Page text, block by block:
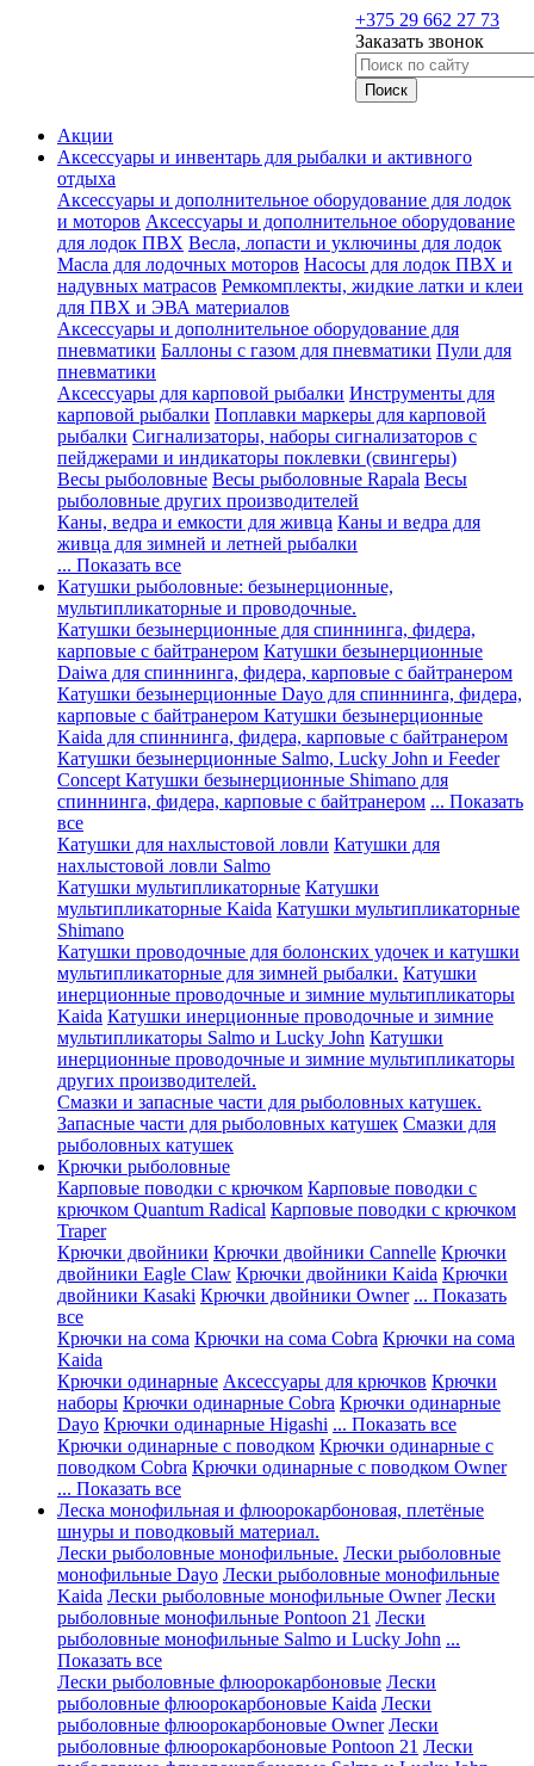
+375 29 662 27 73
Заказать звонок
Акции
Аксессуары и инвентарь для рыбалки и активного
отдыха
Аксессуары и дополнительное оборудование для лодок
и моторов Аксессуары и дополнительное оборудование
для лодок ПВХ Весла, лопасти и уключины для лодок
Масла для лодочных моторов Насосы для лодок ПВХ и
надувных матрасов Ремкомплекты, жидкие латки и клеи
для ПВХ и ЭВА материалов
Аксессуары и дополнительное оборудование для
пневматики Баллоны с газом для пневматики Пули для
пневматики
Аксессуары для карповой рыбалки Инструменты для
карповой рыбалки Поплавки маркеры для карповой
рыбалки Сигнализаторы, наборы сигнализаторов с
пейджерами и индикаторы поклевки (свингеры)
Весы рыболовные Весы рыболовные Rapala Весы
рыболовные других производителей
Каны, ведра и емкости для живца Каны и ведра для
живца для зимней и летней рыбалки
... Показать все
Катушки рыболовные: безынерционные,
мультипликаторные и проводочные.
Катушки безынерционные для спиннинга, фидера,
карповые с байтранером Катушки безынерционные
Daiwa для спиннинга, фидера, карповые с байтранером
Катушки безынерционные Dayo для спиннинга, фидера,
карповые с байтранером Катушки безынерционные
Kaida для спиннинга, фидера, карповые с байтранером
Катушки безынерционные Salmo, Lucky John и Feeder
Concept Катушки безынерционные Shimano для
спиннинга, фидера, карповые с байтранером ... Показать
все
Катушки для нахлыстовой ловли Катушки для
нахлыстовой ловли Salmo
Катушки мультипликаторные Катушки
мультипликаторные Kaida Катушки мультипликаторные
Shimano
Катушки проводочные для болонских удочек и катушки
мультипликаторные для зимней рыбалки. Катушки
инерционные проводочные и зимние мультипликаторы
Kaida Катушки инерционные проводочные и зимние
мультипликаторы Salmo и Lucky John Катушки
инерционные проводочные и зимние мультипликаторы
других производителей.
Смазки и запасные части для рыболовных катушек.
Запасные части для рыболовных катушек Смазки для
рыболовных катушек
Крючки рыболовные
Карповые поводки с крючком Карповые поводки с
крючком Quantum Radical Карповые поводки с крючком
Traper
Крючки двойники Крючки двойники Cannelle Крючки
двойники Eagle Claw Крючки двойники Kaida Крючки
двойники Kasaki Крючки двойники Owner ... Показать
все
Крючки на сома Крючки на сома Cobra Крючки на сома
Kaida
Крючки одинарные Аксессуары для крючков Крючки
наборы Крючки одинарные Cobra Крючки одинарные
Dayo Крючки одинарные Higashi ... Показать все
Крючки одинарные с поводком Крючки одинарные с
поводком Cobra Крючки одинарные с поводком Owner
... Показать все
Леска монофильная и флюорокарбоновая, плетёные
шнуры и поводковый материал.
Лески рыболовные монофильные. Лески рыболовные
монофильные Dayo Лески рыболовные монофильные
Kaida Лески рыболовные монофильные Owner Лески
рыболовные монофильные Pontoon 21 Лески
рыболовные монофильные Salmo и Lucky John ...
Показать все
Лески рыболовные флюорокарбоновые Лески
рыболовные флюорокарбоновые Kaida Лески
рыболовные флюорокарбоновые Owner Лески
рыболовные флюорокарбоновые Pontoon 21 Лески